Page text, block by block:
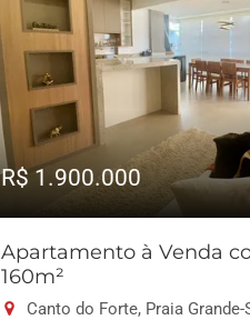
R$ 1.900.000
Apartamento à Venda
160m²
Canto do Forte, Praia Grande-